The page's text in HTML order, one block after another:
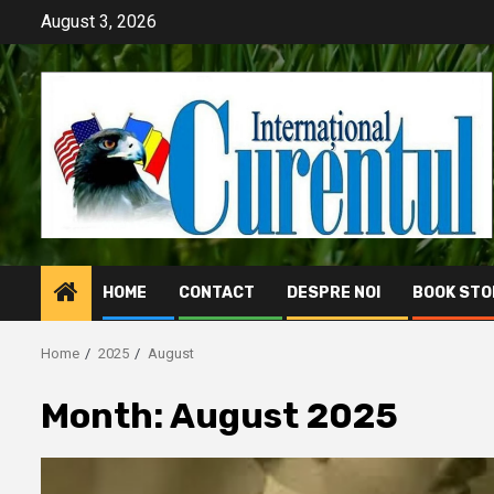
content
August 3, 2026
HOME CONTACT DESPRE NOI BOOK
Home 2025 August
Month:August 2025